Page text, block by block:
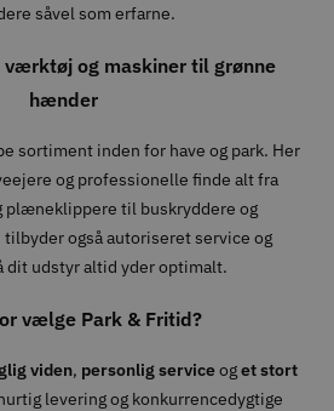
såvel som erfarne.
værktøj og maskiner til grønne
hænder
sortiment inden for have og park. Her
og professionelle finde alt fra
plæneklippere til buskryddere og
også autoriseret service og
dit udstyr altid yder optimalt.
vælge Park & Fritid?
viden, personlig serviceoget stort
levering og konkurrencedygtige